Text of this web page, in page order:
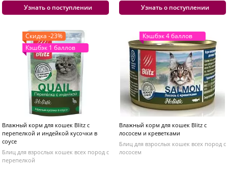
Узнать о поступлении Узнать о поступлении
Скидка -23%
Кэшбэк 1 баллов
Влажный корм для кошек Blitz с
перепелкой и индейкой кусочки в
соусе
Блиц для взрослых кошек всех пород с
перепелкой
Кэшбэк 4 баллов
Влажный корм для кошек Blitz с
лососем и креветками
Блиц для взрослых кошек всех пород с
лососем